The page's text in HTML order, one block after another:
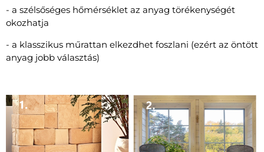
- a szélsőséges hőmérséklet az anyag törékenységét
okozhatja
- a klasszikus műrattan elkezdhet foszlani (ezért az öntött
anyag jobb választás)